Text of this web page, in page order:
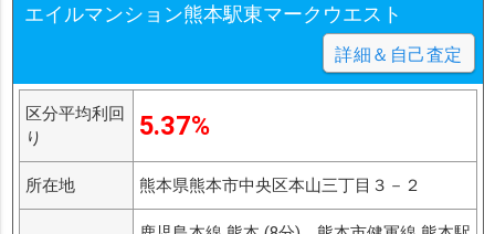
エイルマンション熊本駅東マークウエスト
詳細＆自己査定
区分平均利回
り
5.37%
所在地 熊本県熊本市中央区本山三丁目３－２